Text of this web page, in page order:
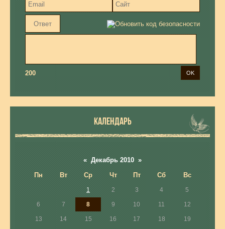
200
КАЛЕНДАРЬ
« Декабрь 2010 »
Пн
Вт Ср Чт Пт Сб Вс
1 2 3 4 5
6 7 8 9 10 11 12
13 14 15 16 17 18 19